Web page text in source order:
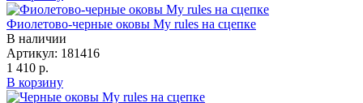
Фиолетово-черные оковы My rules на сцепке
В наличии
Артикул: 181416
1 410 р.
В корзину